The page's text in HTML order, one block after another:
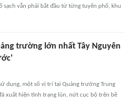
sạch vẫn phải bắt đầu từ từng tuyến phố, khu
trường lớn nhất Tây Nguyên
dụng, một số vị trí tại Quảng trường Trung
xuất hiện tình trạng lún, nứt cục bộ trên bề